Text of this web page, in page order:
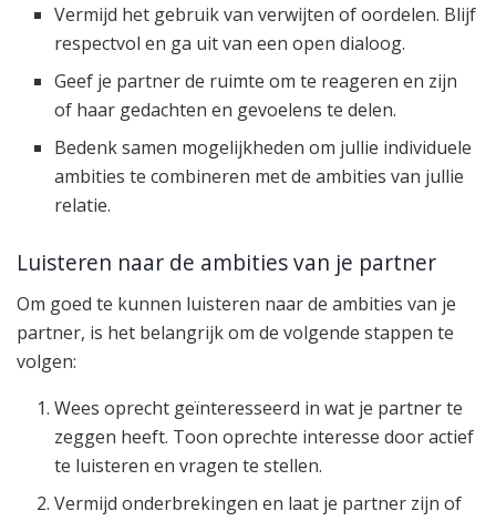
Vermijd het gebruik van verwijten of oordelen. Blijf
respectvol en ga uit van een open dialoog.
Geef je partner de ruimte om te reageren en zijn
of haar gedachten en gevoelens te delen.
Bedenk samen mogelijkheden om jullie individuele
ambities te combineren met de ambities van jullie
relatie.
Luisteren naar de ambities van je partner
Om goed te kunnen luisteren naar de ambities van je
partner, is het belangrijk om de volgende stappen te
volgen:
Wees oprecht geïnteresseerd in wat je partner te
zeggen heeft. Toon oprechte interesse door actief
te luisteren en vragen te stellen.
Vermijd onderbrekingen en laat je partner zijn of